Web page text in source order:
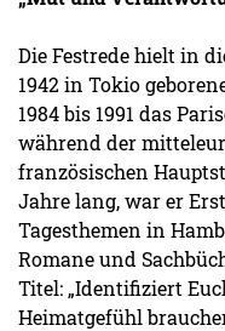
Die Festrede hielt in
1942 in Tokio
1984 bis 1991 das
während der
französischen
Jahre lang, war er
Tagesthemen in
Romane und
Titel: „Identifiziert
Heimatgefühl